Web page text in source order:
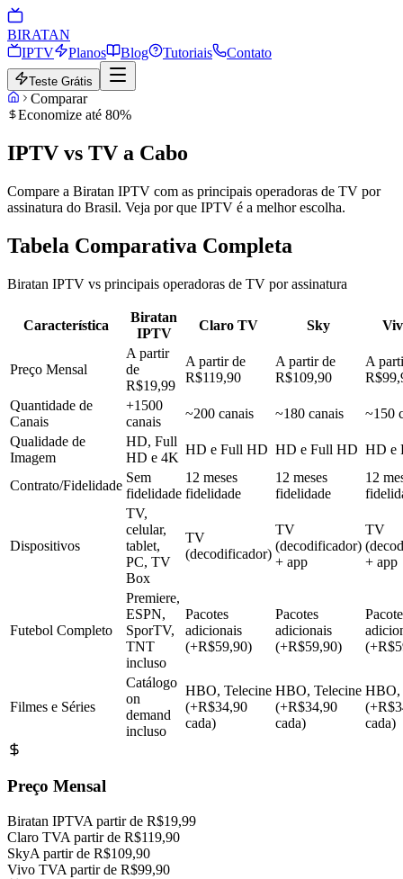
BIRATAN
IPTV
Planos Blog Tutoriais Contato
Teste Grátis
Comparar
Economize até 80%
IPTV vs TV a Cabo
Compare a Biratan IPTV com as principais operadoras de TV por
assinatura do Brasil. Veja por que IPTV é a melhor escolha.
Tabela Comparativa Completa
Biratan IPTV vs principais operadoras de TV por assinatura
Característica
Biratan
IPTV
Claro TV Sky
Preço Mensal
A partir
de
R$19,99
A partir de
R$119,90
A partir de
R$109,90
A
Quantidade de
Canais
+1500
canais
~200 canais ~180 canais
~150
Qualidade de
Imagem
HD, Full
HD e 4K
HD e Full HD HD e Full HD HD e
Contrato/Fidelidade
Sem
fidelidade
12 meses
fidelidade
12 meses
fidelidade
12
Dispositivos
TV,
celular,
tablet,
PC, TV
Box
TV
(decodificador)
TV
(decodificador)
+ app
TV
+ app
Futebol Completo
Premiere,
ESPN,
SporTV,
TNT
incluso
Pacotes
adicionais
(+R$59,90)
Pacotes
adicionais
(+R$59,90)
Filmes e Séries
Catálogo
on
demand
incluso
HBO, Telecine
(+R$34,90
cada)
HBO, Telecine
(+R$34,90
cada)
HBO,
cada)
Preço Mensal
Biratan IPTVA partir de R$19,99
Claro TVA partir de R$119,90
SkyA partir de R$109,90
Vivo TVA partir de R$99,90